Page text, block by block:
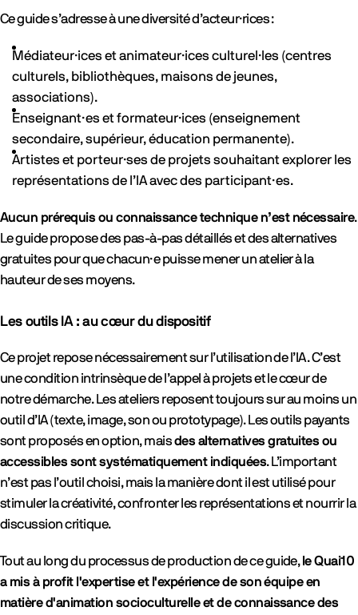
Ce guide s’adresse à une diversité d’acteur·rices :
Médiateur·ices et animateur·ices culturel·les (centres
culturels, bibliothèques, maisons de jeunes,
associations).
Enseignant·es et formateur·ices (enseignement
secondaire, supérieur, éducation permanente).
Artistes et porteur·ses de projets souhaitant explorer les
représentations de l’IA avec des participant·es.
Aucun prérequis ou connaissance technique n’est nécessaire.
Le guide propose des pas-à-pas détaillés et des alternatives
gratuites pour que chacun·e puisse mener un atelier à la
hauteur de ses moyens.
Les outils IA : au cœur du dispositif
Ce projet repose nécessairement sur l’utilisation de l’IA. C’est
une condition intrinsèque de l’appel à projets et le cœur de
notre démarche. Les ateliers reposent toujours sur au moins un
outil d’IA (texte, image, son ou prototypage). Les outils payants
sont proposés en option, maisdes alternatives gratuites ou
accessibles sont systématiquement indiquées. L’important
n’est pas l’outil choisi, mais la manière dont il est utilisé pour
stimuler la créativité, confronter les représentations et nourrir la
discussion critique.
Tout au long du processus de production de ce guide, le Quai10
a mis à profit l'expertise et l'expérience de son équipe en
matière d'animation socioculturelle et de connaissance des